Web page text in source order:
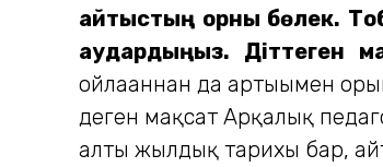
айтыстың орны бөлек.
аудардыңыз. Діттеген
ойлағаннан да артығымен
деген мақсат Арқалық
алты жылдық тарихы бар,